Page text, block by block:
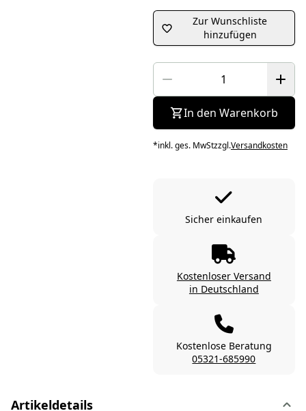
Zur Wunschliste
hinzufügen
In den Warenkorb
*inkl. ges. MwStzzgl.Versandkosten
Sicher einkaufen
Kostenloser Versand
in Deutschland
Kostenlose Beratung
05321-685990
Artikeldetails